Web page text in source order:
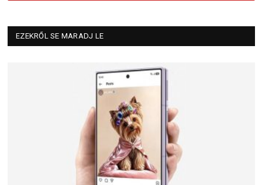
EZEKRŐL SE MARADJ LE